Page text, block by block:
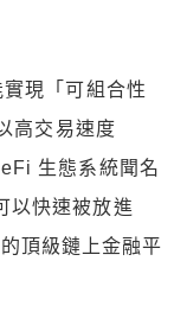
現「可組合性
高交易速度
生態系統聞名
以快速被放進
頂級鏈上金融平